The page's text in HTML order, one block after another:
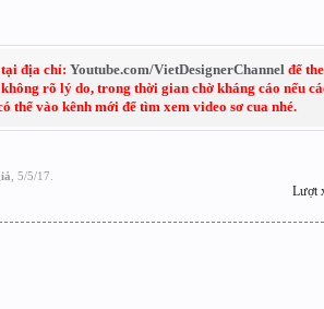
địa chỉ: Youtube.com/VietDesignerChannelđể
rõ lý do, trong thời gian chờ kháng cáo nếu
thể vào kênh mới để tìm xem video sơ cua nhé.
5/5/17
Lượt